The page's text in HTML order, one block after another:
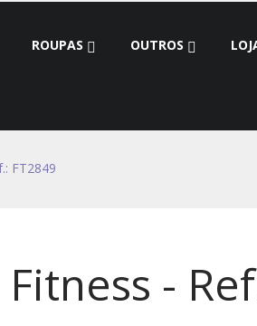
ROUPAS OUTROS
FT2849
-